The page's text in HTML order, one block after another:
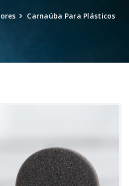
Carnaúba Para Plásticos